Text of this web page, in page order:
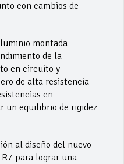
con cambios de
montada
de la
en circuito y
de alta resistencia
en
un equilibrio de rigidez
al diseño del nuevo
para lograr una